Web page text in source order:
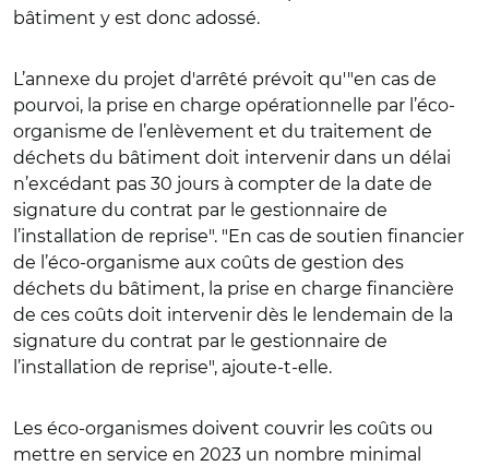
bâtiment y est donc adossé.
L’annexe du projet d'arrêté prévoit qu'"en cas de
pourvoi, la prise en charge opérationnelle par l’éco-
organisme de l’enlèvement et du traitement de
déchets du bâtiment doit intervenir dans un délai
n’excédant pas 30 jours à compter de la date de
signature du contrat par le gestionnaire de
l’installation de reprise". "En cas de soutien financier
de l’éco-organisme aux coûts de gestion des
déchets du bâtiment, la prise en charge financière
de ces coûts doit intervenir dès le lendemain de la
signature du contrat par le gestionnaire de
l’installation de reprise", ajoute-t-elle.
Les éco-organismes doivent couvrir les coûts ou
mettre en service en 2023 un nombre minimal